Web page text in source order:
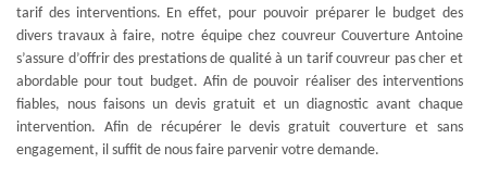
tarif des interventions. En effet, pour pouvoir préparer le budget des
divers travaux à faire, notre équipe chez couvreur Couverture Antoine
s’assure d’offrir des prestations de qualité à un tarif couvreur pas cher et
abordable pour tout budget. Afin de pouvoir réaliser des interventions
fiables, nous faisons un devis gratuit et un diagnostic avant chaque
intervention. Afin de récupérer le devis gratuit couverture et sans
engagement, il suffit de nous faire parvenir votre demande.